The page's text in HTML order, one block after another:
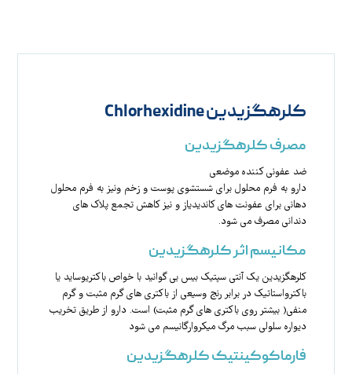
کلرهگزیدین Chlorhexidine
مصرف کلرهگزیدین
ضد عفونی کننده موضعی
دارو به فرم محلول برای شستشوی پوست و زخم ونیز به فرم محلول
دهانی برای عفونت های کاندیدیاز و نیز کاهش تجمع پلاک های
دندانی مصرف می شود.
مکانیسم اثر کلرهگزیدین
کلرهگزیدین یک آنتی سپتیک بیس بی گوانید با خواص باکتریوساید یا
باکترواستاتیک در برابر رنج وسیعی از باکتری های گرم مثبت و گرم
منفی( بیشتر روی باکتری های گرم مثبت) است. دارو از طریق تخریب
دیواره سلولی سبب مرگ میکروارگانیسم می شود
فارماکوکینتیک کلرهگزیدین